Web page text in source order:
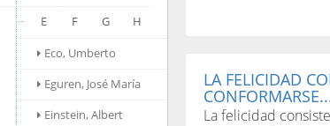
E
F G
H
Eco, Umberto
Eguren, José María
Einstein, Albert
LA FELICIDAD
La felicidad